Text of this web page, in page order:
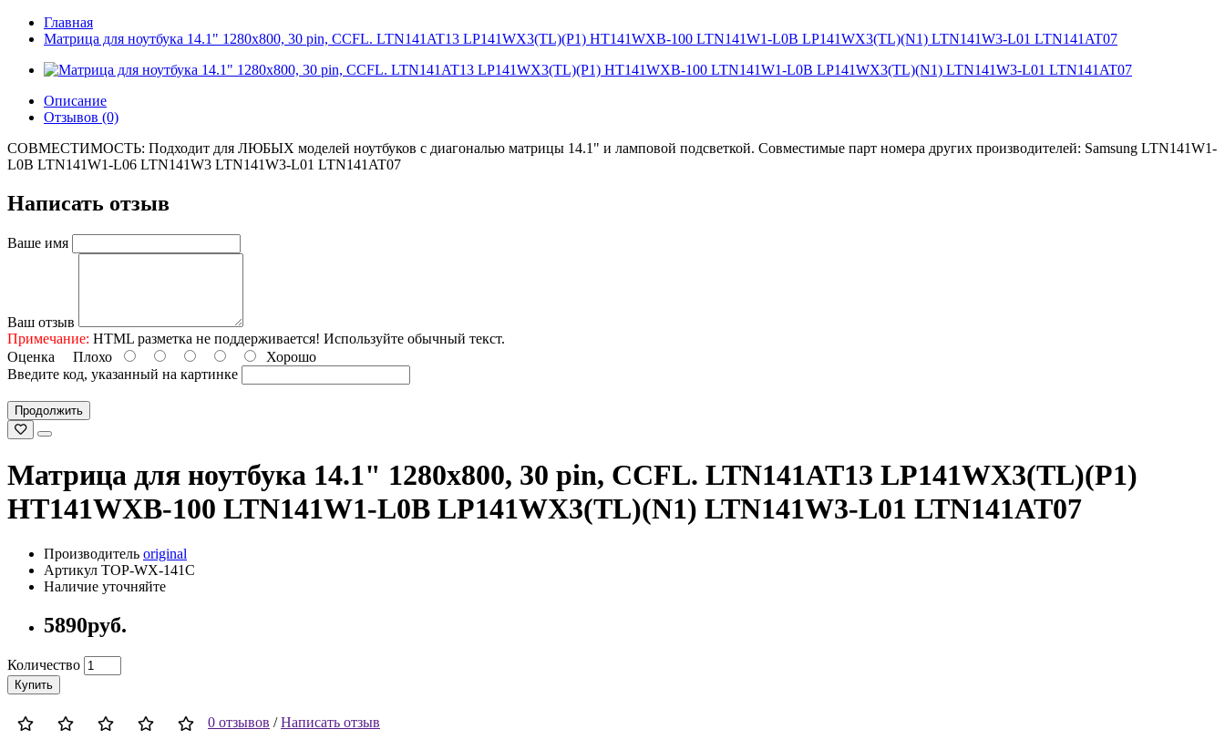
Главная
Матрица для ноутбука 14.1" 1280x800, 30 pin, CCFL. LTN141AT13 LP141WX3(TL)(P1) HT141WXB-100 LTN141W1-L0B LP141WX3(TL)(N1) LTN141W3-L01 LTN141AT07
Описание
Отзывов (0)
СОВМЕСТИМОСТЬ: Подходит для ЛЮБЫХ моделей ноутбуков с диагональю матрицы 14.1" и ламповой подсветкой. Совместимые парт номера других производителей: Samsung LTN141W1-
L0B LTN141W1-L06 LTN141W3 LTN141W3-L01 LTN141AT07
Написать отзыв
Ваше имя
Ваш отзыв
Примечание: HTML разметка не поддерживается! Используйте обычный текст.
Оценка Плохо
Хорошо
Введите код, указанный на картинке
Продолжить
Матрица для ноутбука 14.1" 1280x800, 30 pin, CCFL. LTN141AT13 LP141WX3(TL)(P1)
HT141WXB-100 LTN141W1-L0B LP141WX3(TL)(N1) LTN141W3-L01 LTN141AT07
Производитель original
Артикул TOP-WX-141C
Наличие уточняйте
5890руб.
Количество
Купить
0 отзывов /Написать отзыв